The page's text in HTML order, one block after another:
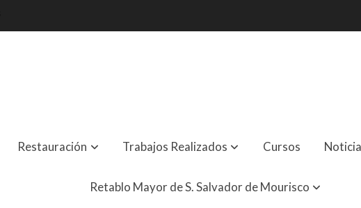
Restauración Trabajos Realizados Cursos
Retablo Mayor de S. Salvador de Mourisco